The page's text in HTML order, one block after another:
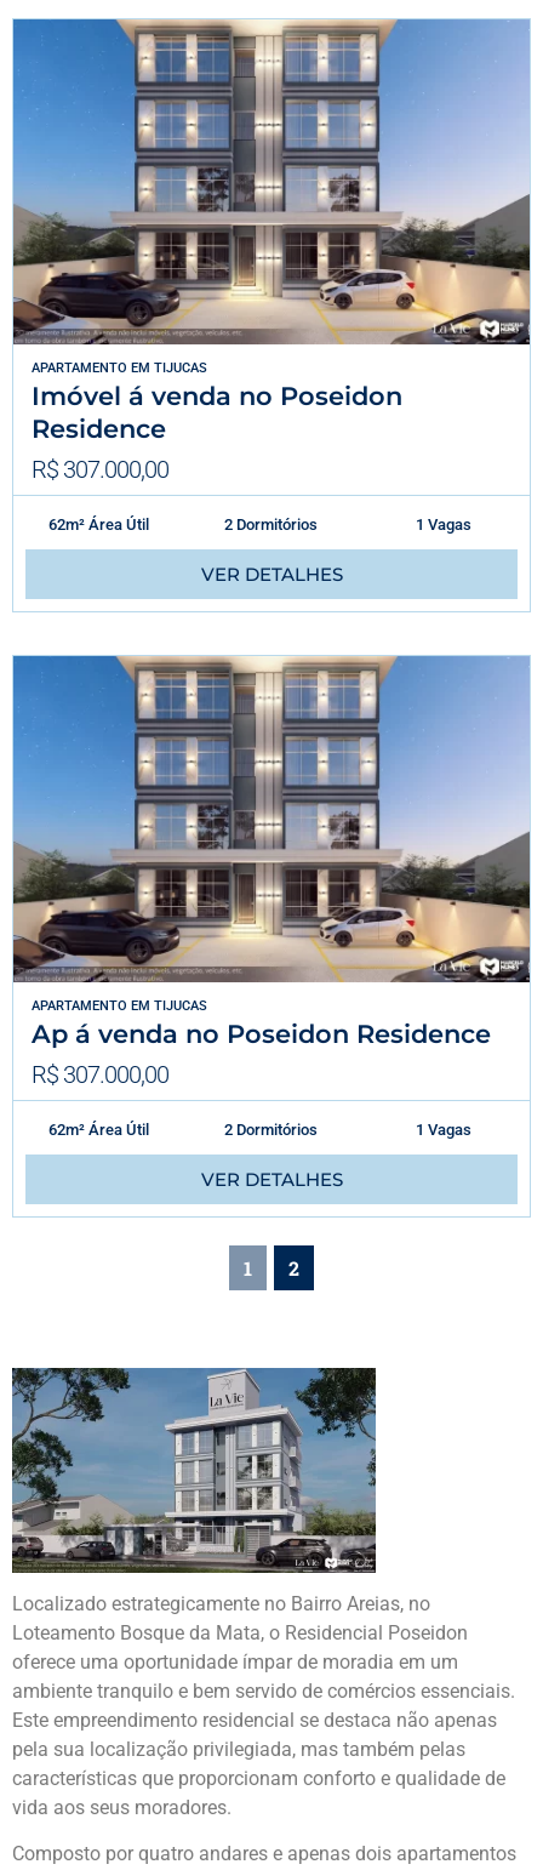
APARTAMENTO EM TIJUCAS
Imóvel á venda no Poseidon
Residence
R$ 307.000,00
62m² Área Útil 2 Dormitórios 1 Vagas
VER DETALHES
APARTAMENTO EM TIJUCAS
Ap á venda no Poseidon Residence
R$ 307.000,00
62m² Área Útil 2 Dormitórios 1 Vagas
VER DETALHES
1 2
Localizado estrategicamente no Bairro Areias, no
Loteamento Bosque da Mata, o Residencial Poseidon
oferece uma oportunidade ímpar de moradia em um
ambiente tranquilo e bem servido de comércios essenciais.
Este empreendimento residencial se destaca não apenas
pela sua localização privilegiada, mas também pelas
características que proporcionam conforto e qualidade de
vida aos seus moradores.
Composto por quatro andares e apenas dois apartamentos